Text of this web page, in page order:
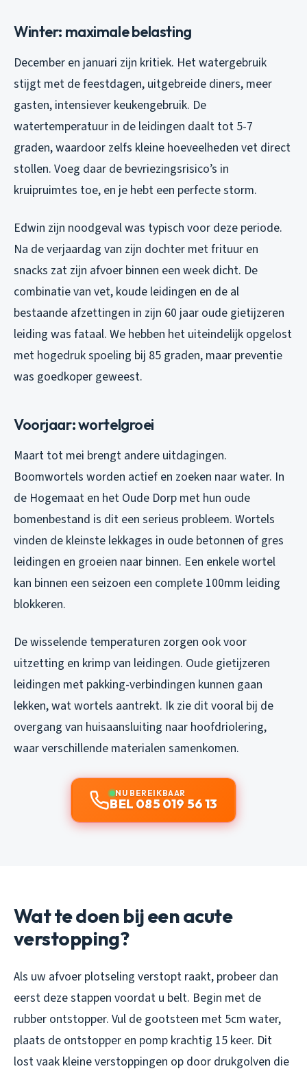
Winter: maximale belasting
December en januari zijn kritiek. Het watergebruik
stijgt met de feestdagen, uitgebreide diners, meer
gasten, intensiever keukengebruik. De
watertemperatuur in de leidingen daalt tot 5-7
graden, waardoor zelfs kleine hoeveelheden vet direct
stollen. Voeg daar de bevriezingsrisico’s in
kruipruimtes toe, en je hebt een perfecte storm.
Edwin zijn noodgeval was typisch voor deze periode.
Na de verjaardag van zijn dochter met frituur en
snacks zat zijn afvoer binnen een week dicht. De
combinatie van vet, koude leidingen en de al
bestaande afzettingen in zijn 60 jaar oude gietijzeren
leiding was fataal. We hebben het uiteindelijk opgelost
met hogedruk spoeling bij 85 graden, maar preventie
was goedkoper geweest.
Voorjaar: wortelgroei
Maart tot mei brengt andere uitdagingen.
Boomwortels worden actief en zoeken naar water. In
de Hogemaat en het Oude Dorp met hun oude
bomenbestand is dit een serieus probleem. Wortels
vinden de kleinste lekkages in oude betonnen of gres
leidingen en groeien naar binnen. Een enkele wortel
kan binnen een seizoen een complete 100mm leiding
blokkeren.
De wisselende temperaturen zorgen ook voor
uitzetting en krimp van leidingen. Oude gietijzeren
leidingen met pakking-verbindingen kunnen gaan
lekken, wat wortels aantrekt. Ik zie dit vooral bij de
overgang van huisaansluiting naar hoofdriolering,
waar verschillende materialen samenkomen.
NU BEREIKBAAR
BEL 085 019 56 13
Wat te doen bij een acute
verstopping?
Als uw afvoer plotseling verstopt raakt, probeer dan
eerst deze stappen voordat u belt. Begin met de
rubber ontstopper. Vul de gootsteen met 5cm water,
plaats de ontstopper en pomp krachtig 15 keer. Dit
lost vaak kleine verstoppingen op door drukgolven die